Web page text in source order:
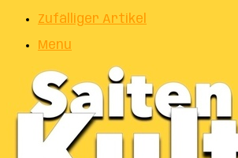
Zufälliger Artikel
Menu